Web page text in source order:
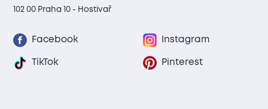
102 00 Praha 10 - Hostivař
Facebook Instagram
TikTok Pinterest